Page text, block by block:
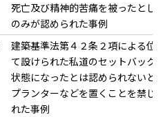
死亡及び精神的苦痛を被ったとし
のみが認められた事例
建築基準法第４２条２項による位
て設けられた私道のセットバック
状態になったとは認められないと
プランターなどを置くことを禁じ
れた事例